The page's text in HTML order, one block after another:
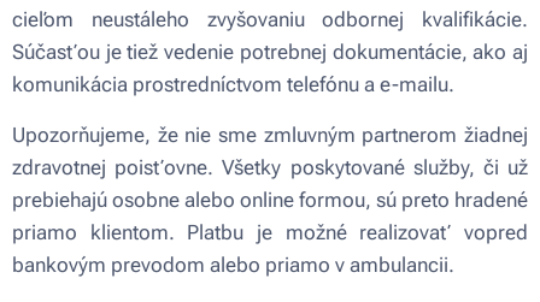
cieľom neustáleho zvyšovaniu odbornej kvalifikácie.
Súčasťou je tiež vedenie potrebnej dokumentácie, ako aj
komunikácia prostredníctvom telefónu a e-mailu.
Upozorňujeme, že nie sme zmluvným partnerom žiadnej
zdravotnej poisťovne. Všetky poskytované služby, či už
prebiehajú osobne alebo online formou, sú preto hradené
priamo klientom. Platbu je možné realizovať vopred
bankovým prevodom alebo priamo v ambulancii.